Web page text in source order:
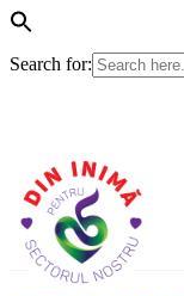
Search for: